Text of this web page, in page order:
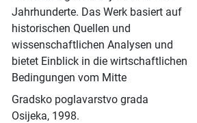
Jahrhunderte. Das Werk basiert auf
historischen Quellen und
wissenschaftlichen Analysen und
bietet Einblick in die wirtschaftlichen
Bedingungen vom Mitte
Gradsko poglavarstvo grada
Osijeka, 1998.